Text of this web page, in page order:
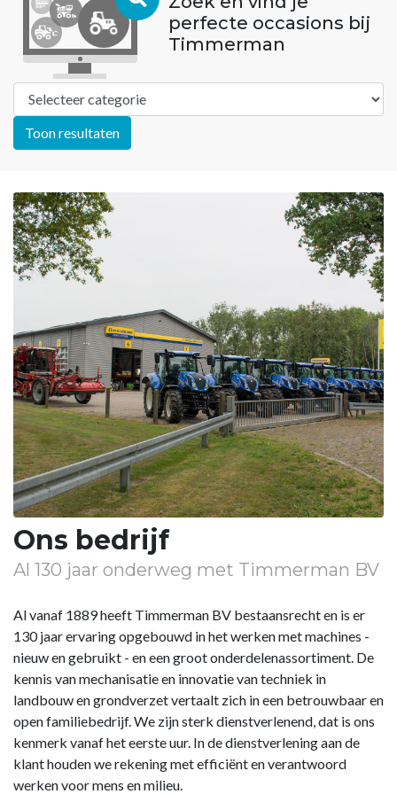
perfecte occasions bij
Timmerman
Toon resultaten
Ons bedrijf
Al 130 jaar onderweg met Timmerman BV
Al vanaf 1889 heeft Timmerman BV bestaansrecht en is er
130 jaar ervaring opgebouwd in het werken met machines -
nieuw en gebruikt - en een groot onderdelenassortiment. De
kennis van mechanisatie en innovatie van techniek in
landbouw en grondverzet vertaalt zich in een betrouwbaar en
open familiebedrijf. We zijn sterk dienstverlenend, dat is ons
kenmerk vanaf het eerste uur. In de dienstverlening aan de
klant houden we rekening met efficiënt en verantwoord
werken voor mens en milieu.